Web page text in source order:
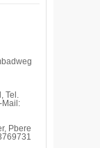
Tel.
Mail:
Pbere